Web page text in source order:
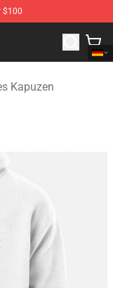
$100
Merchandise
Kapuzen